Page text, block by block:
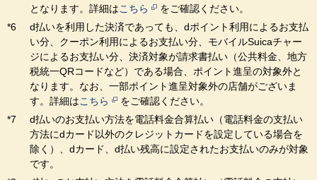
となります。詳細はこちら
をご確認ください。
d払いを利用した決済であっても、dポイント利用によるお支払
い分、クーポン利用によるお支払い分、モバイルSuicaチャー
ジによるお支払い分、決済対象が請求書払い（公共料金、地方
税統一QRコードなど）である場合、ポイント進呈の対象外と
なります。なお、一部ポイント進呈対象外の店舗がございま
す。詳細はこちら
をご確認ください。
d払いのお支払い方法を電話料金合算払い（電話料金の支払い
方法にdカード以外のクレジットカードを設定している場合を
除く）、dカード、d払い残高に設定されたお支払いのみが対象
です。